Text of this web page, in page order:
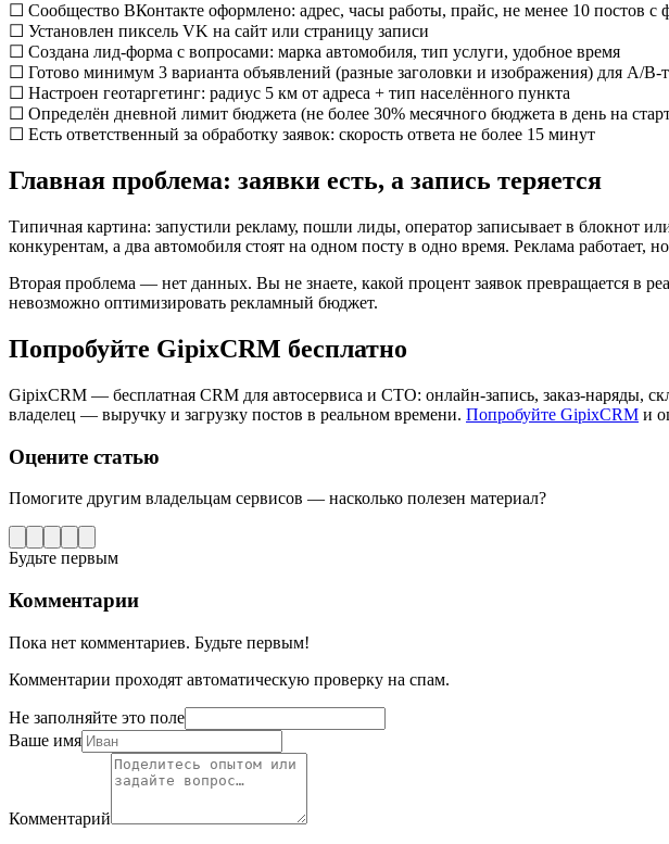
☐ Сообщество ВКонтакте оформлено: адрес, часы работы, прайс, не менее 10 постов с
☐ Установлен пиксель VK на сайт или страницу записи
☐ Создана лид-форма с вопросами: марка автомобиля, тип услуги, удобное время
☐ Готово минимум 3 варианта объявлений (разные заголовки и изображения) для A/B-
☐ Настроен геотаргетинг: радиус 5 км от адреса + тип населённого пункта
☐ Определён дневной лимит бюджета (не более 30% месячного бюджета в день на
☐ Есть ответственный за обработку заявок: скорость ответа не более 15 минут
Главная проблема: заявки есть, а запись теряется
Типичная картина: запустили рекламу, пошли лиды, оператор записывает в блокнот
конкурентам, а два автомобиля стоят на одном посту в одно время. Реклама работает,
Вторая проблема — нет данных. Вы не знаете, какой процент заявок превращается в
невозможно оптимизировать рекламный бюджет.
Попробуйте GipixCRM бесплатно
GipixCRM — бесплатная CRM для автосервиса и СТО: онлайн-запись, заказ-наряды,
владелец — выручку и загрузку постов в реальном времени. Попробуйте GipixCRM и
Оцените статью
Помогите другим владельцам сервисов — насколько полезен материал?
Будьте первым
Комментарии
Пока нет комментариев. Будьте первым!
Комментарии проходят автоматическую проверку на спам.
Не заполняйте это поле
Ваше имя
Комментарий